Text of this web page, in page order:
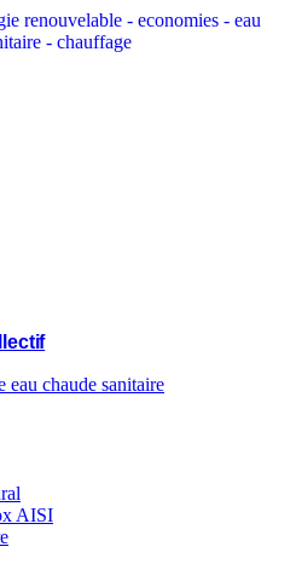
eau chaude sanitaire
AISI